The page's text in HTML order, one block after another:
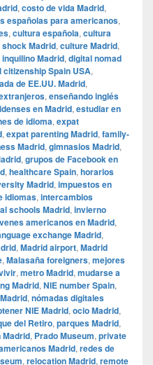
, costo de vida Madrid,
españolas para americanos,
, cultura española, cultura
Madrid, culture Madrid,
Madrid, digital nomad
citizenship Spain USA,
de EE.UU. Madrid,
, enseñando inglés
en Madrid, estudiar en
de idioma, expat
, expat parenting Madrid, family-
Madrid, gimnasios Madrid,
, grupos de Facebook en
, healthcare Spain, horarios
Madrid, impuestos en
idiomas, intercambios
schools Madrid, invierno
americanos en Madrid,
exchange Madrid,
, Madrid airport, Madrid
, Malasaña foreigners, mejores
, metro Madrid, mudarse a
Madrid, NIE number Spain,
, nómadas digitales
NIE Madrid, ocio Madrid,
del Retiro, parques Madrid,
Madrid, Prado Museum, private
Madrid, redes de
, relocation Madrid, remote